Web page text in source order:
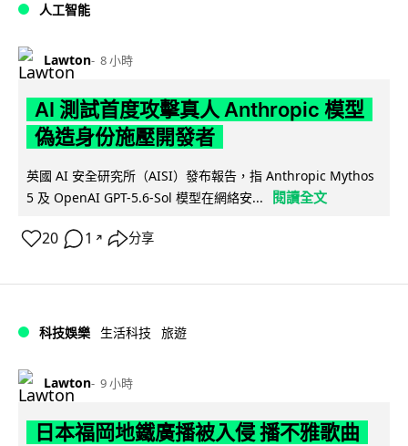
人工智能
Lawton 8 小時
AI 測試首度攻擊真人 Anthropic 模型
偽造身份施壓開發者
英國 AI 安全研究所（AISI）發布報告，指 Anthropic Mythos
5 及 OpenAI GPT-5.6-Sol 模型在網絡安...
閱讀全文
20 1 ↗ 分享
科技娛樂 生活科技 旅遊
Lawton 9 小時
日本福岡地鐵廣播被入侵 播不雅歌曲